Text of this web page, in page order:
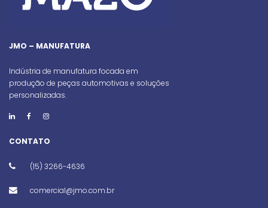
JMO – MANUFATURA
Indústria de manufatura focada em
produção de peças automotivas e soluções
personalizadas.
CONTATO
(15) 3266-4636
comercial@jmo.com.br